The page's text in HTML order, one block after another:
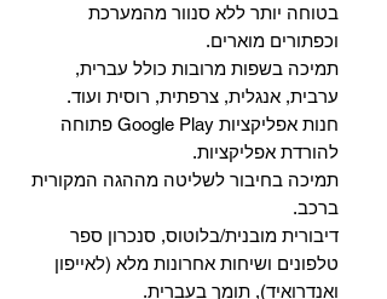
בטוחה יותר ללא סנוור מהמערכת
וכפתורים מוארים.
תמיכה בשפות מרובות כולל עברית,
ערבית, אנגלית, צרפתית, רוסית ועוד.
‏חנות אפליקציות Google Play פתוחה
להורדת אפליקציות.
‏תמיכה בחיבור לשליטה מההגה המקורית
ברכב.
‏דיבורית מובנית/בלוטוס, ‏סנכרון ספר
טלפונים ושיחות אחרונות מלא (לאייפון
ואנדרואיד), תומך בעברית.